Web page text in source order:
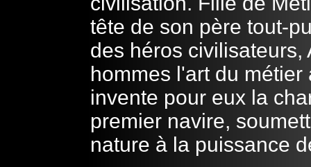
tête de son père tout-
des héros
hommes l'art du
invente pour eux la
premier navire,
nature à la puissance